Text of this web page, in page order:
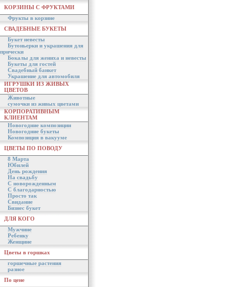
КОРЗИНЫ С ФРУКТАМИ
Фрукты в корзине
СВАДЕБНЫЕ БУКЕТЫ
Букет невесты
Бутоньерки и украшения для
прически
Бокалы для жениха и невесты
Букеты для гостей
Свадебный банкет
Украшение для автомобиля
ИГРУШКИ ИЗ ЖИВЫХ
ЦВЕТОВ
Животные
сумочки из живых цветами
КОРПОРАТИВНЫМ
КЛИЕНТАМ
Новогодние композиции
Новогодние букеты
Композиция в вакууме
ЦВЕТЫ ПО ПОВОДУ
8 Марта
Юбилей
День рождения
На свадьбу
С новорожденным
С благодарностью
Просто так
Свидание
Бизнес букет
ДЛЯ КОГО
Мужчине
Ребенку
Женщине
Цветы в горшках
горшечные растения
разное
По цене